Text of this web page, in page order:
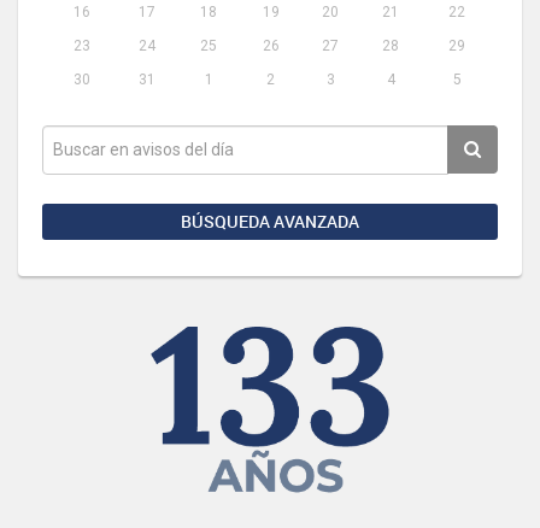
16
17 18 19 20 21
22
23
24 25 26 27 28
29
30
31 1 2 3 4 5
BÚSQUEDA AVANZADA